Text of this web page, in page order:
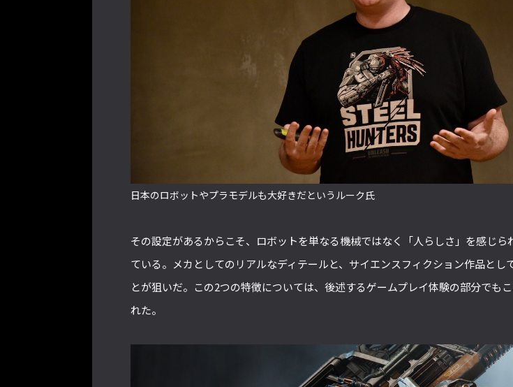
日本のロボットやプラモデルも大好きだというルーク氏
その設定があるからこそ、ロボットを単なる機械ではなく「人らしさ」を感じら
ている。メカとしてのリアルなディテールと、サイエンスフィクション作品とし
とが狙いだ。この2つの特徴については、後述するゲームプレイ体験の部分でも
れた。